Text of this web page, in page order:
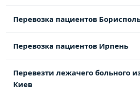
Перевозка пациентов
Перевозка пациентов Ирпень
Перевезти лежачего больного
Киев